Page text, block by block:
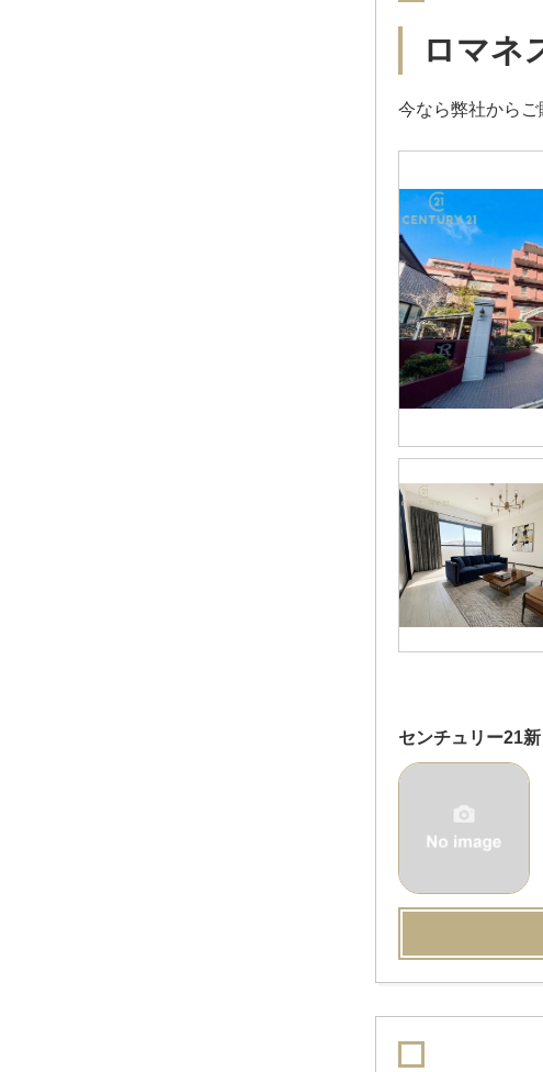
ロマネ
今なら弊社から
センチュリー21